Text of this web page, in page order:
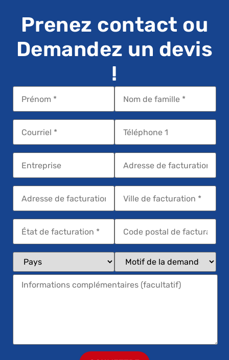
Prenez contact ou
Demandez un devis
!